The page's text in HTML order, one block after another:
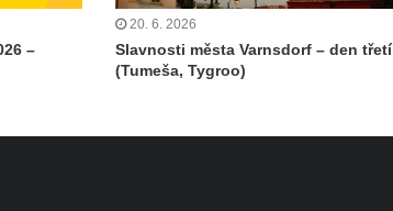
–
20. 6. 2026
Slavnosti města Varnsdorf – den třetí
(Tumeša, Tygroo)